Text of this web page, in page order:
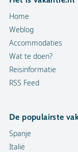
Home
Weblog
Accommodaties
Wat te doen?
Reisinformatie
RSS Feed
De populairste
Spanje
Italië